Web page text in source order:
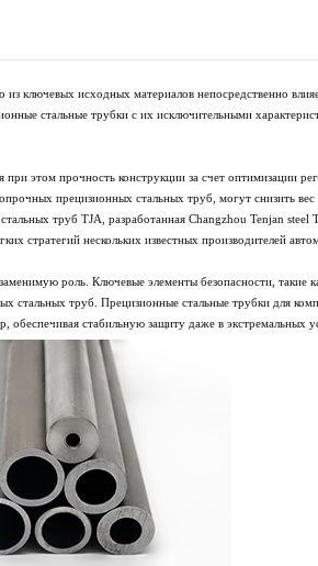
из ключевых исходных материалов непосредственно
стальные трубки с их исключительными
этом прочность конструкции за счет оптимизации
прецизионных стальных труб, могут снизить
труб TJA, разработанная Changzhou Tenjan
стратегий нескольких известных производителей
роль. Ключевые элементы безопасности, такие
стальных труб. Прецизионные стальные трубки для
стабильную защиту даже в экстремальных